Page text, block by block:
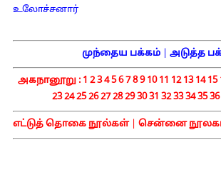
உலோச்சனார்
முந்தைய பக்கம்| அடுத்த
அகநானூறு : 1 234567891011 12131415
232425262728293031 3233343536
எட்டுத் தொகை நூல்கள்| சென்னை